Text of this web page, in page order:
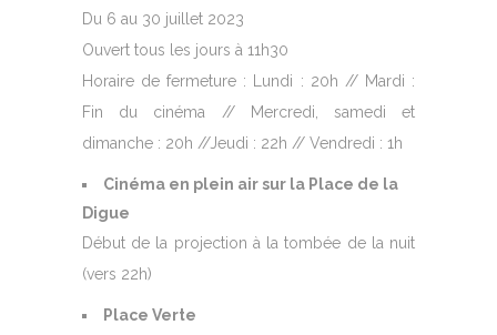
Du 6 au 30 juillet 2023
Ouvert tous les jours à 11h30
Horaire de fermeture : Lundi : 20h // Mardi :
Fin du cinéma // Mercredi, samedi et
dimanche : 20h //Jeudi : 22h // Vendredi : 1h
Cinéma en plein air sur la Place de la
Digue
Début de la projection à la tombée de la nuit
(vers 22h)
Place Verte